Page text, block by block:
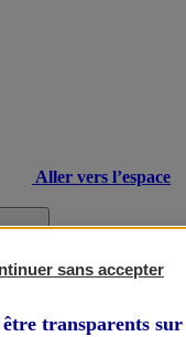
Aller vers l’espace
sans accepter
transparents